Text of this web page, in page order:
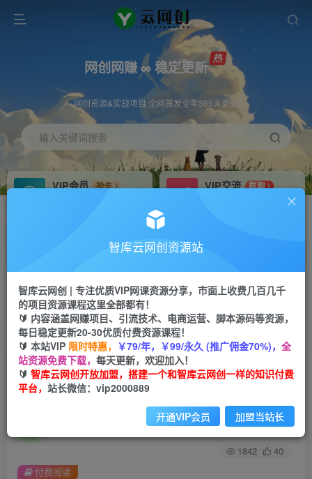
网创网赚 ∞ 稳定更新
网创资源&实战项目 全网首发全年365天更新
输入关键词搜索
VIP会员
抢先
VIP交流
群聊
研究探讨更多创业项目路子。
会员专属推广链接
网赚网创 项目
365天稳定跟新
APP下载
GO
首页 创业课程 会员专属 正文
（6523期）16天-小红书 导流接单营，教你引爆流
量，在小红书精准获客+转化成交
关注 私信
1842 40
付费阅读
智库云网创资源站
智库云网创 | 专注优质VIP网课资源分享，市面上收费几百几千
的项目资源课程这里全部都有！
🔰 内容涵盖网赚项目、引流技术、电商运营、脚本源码等资源，
每日稳定更新20-30优质付费资源课程！
🔰 本站VIP 限时特惠， ￥79/年，￥99/永久 (推广佣金70%)， 全
站资源免费下载， 每天更新，欢迎加入！
🔰 智库云网创开放加盟，搭建一个和智库云网创一样的知识付费
平台， 站长微信：vip2000889
开通VIP会员 加盟当站长